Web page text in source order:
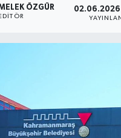
ÖZGÜR
EDITÖR
02.06.2026
- Turizm